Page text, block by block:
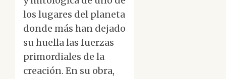
los lugares del planeta
donde más han dejado
su huella las fuerzas
primordiales de la
creación. En su obra,